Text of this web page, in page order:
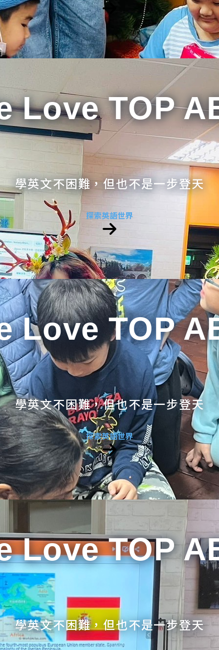
Love TOP
學英文不困難，但也不是一步登天
探索英語世界
Love TOP
學英文不困難，但也不是一步登天
探索英語世界
Love TOP
學英文不困難，但也不是一步登天